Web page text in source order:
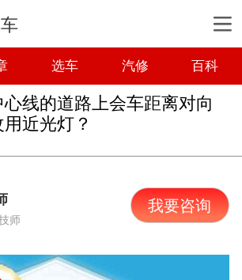
选车 汽修 百科
线的道路上会车距离对向
近光灯？
师
我要咨询